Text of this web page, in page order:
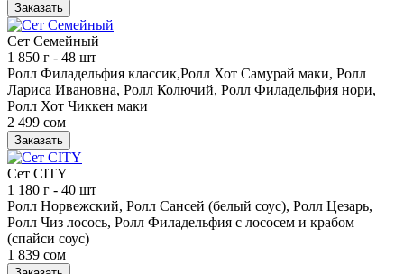
Заказать
Сет Семейный
1 850 г - 48 шт
Ролл Филадельфия классик,Ролл Хот Самурай маки, Ролл
Лариса Ивановна, Ролл Колючий, Ролл Филадельфия нори,
Ролл Хот Чиккен маки
2 499 сом
Заказать
Сет CITY
1 180 г - 40 шт
Ролл Норвежский, Ролл Сансей (белый соус), Ролл Цезарь,
Ролл Чиз лосось, Ролл Филадельфия с лососем и крабом
(спайси соус)
1 839 сом